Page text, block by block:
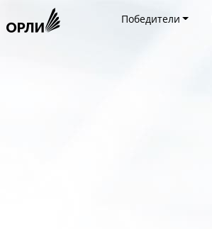
Победители